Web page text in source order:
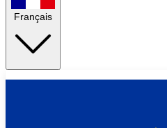
Français